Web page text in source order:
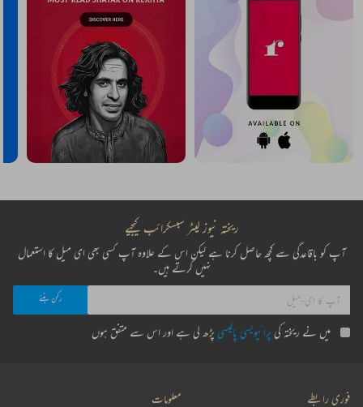
ریختہ نیوز لیٹر سبسکرائب کیجیے
آپ کو باقاعدگی سے کچھ حاصل کرنا ہے لیکن اس کے علاوہ آپ کسی بھی ای میل کا استعمال
نہیں کرتے ہیں۔
میں نے ریختہ کی پرائیویسی پالیسی پڑھ لی ہے اور اس سے متفق ہوں
فوری رابطے معلومات